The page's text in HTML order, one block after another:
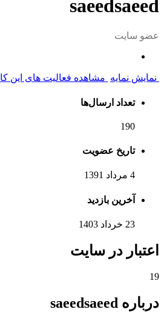
saeedsaeed
عضو سایت
نمایش نمایه مشاهده فعالیت های این
تعداد ارسال‌ها
190
تاریخ عضویت
4 مرداد 1391
آخرین بازدید
23 خرداد 1403
اعتبار در سایت
19
درباره saeedsaeed